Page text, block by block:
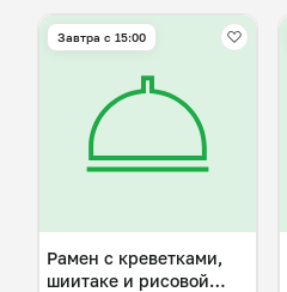
Завтра c 15:00
Рамен с креветками,
шиитаке и рисовой